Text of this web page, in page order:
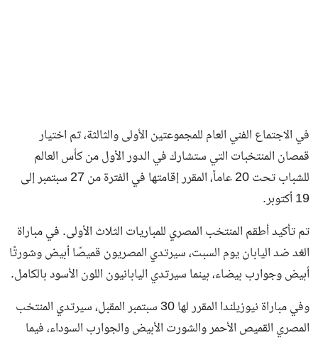
في الاجتماع الفني العام للمجموعتين الأولى والثالثة، تم اختيار
قمصان المنتخبات التي ستشارك في الدور الأول من كأس العالم
للشباب تحت 20 عاماً، المقرر إقامتها في الفترة من 27 سبتمبر إلى
19 أكتوبر.
تم تأكيد أطقم المنتخب المصري للمباريات الثلاث الأولى. في مباراة
الغد ضد اليابان يوم السبت، سيرتدي المصريون قميصًا أبيض وشورتًا
أبيض وجوارب بيضاء، بينما سيرتدي اليابانيون اللون الأسود بالكامل.
وفي مباراة نيوزيلندا المقرر لها 30 سبتمبر المقبل، سيرتدي المنتخب
المصري القميص الأحمر والشورت الأبيض والجوارب السوداء، فيما